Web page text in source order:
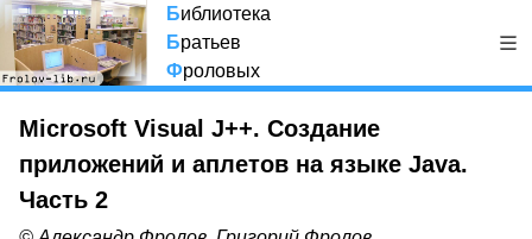
Библиотека
Братьев
Фроловых
Microsoft Visual J++. Создание
приложений и аплетов на языке Java.
Часть 2